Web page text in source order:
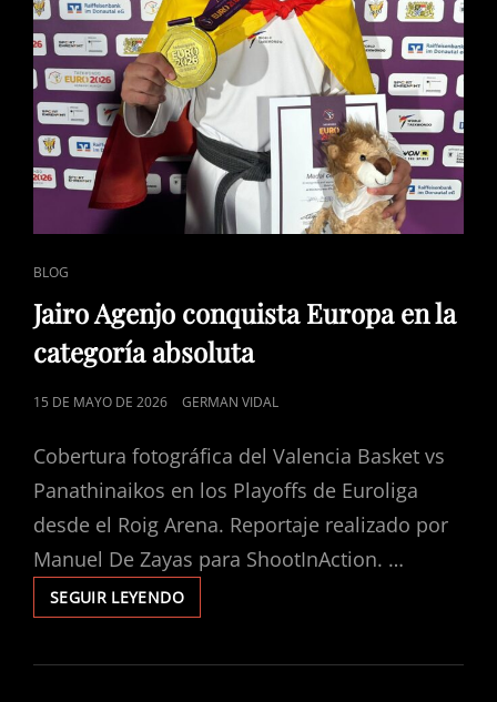
ENLACES
DE
CATEGORÍAS
BLOG
Jairo Agenjo conquista Europa en la
categoría absoluta
PUBLICADO
15 DE MAYO DE 2026 GERMAN VIDAL
Cobertura fotográfica del Valencia Basket vs
Panathinaikos en los Playoffs de Euroliga
desde el Roig Arena. Reportaje realizado por
Manuel De Zayas para ShootInAction. …
SEGUIR LEYENDOJAIRO
AGENJO
EUROPA